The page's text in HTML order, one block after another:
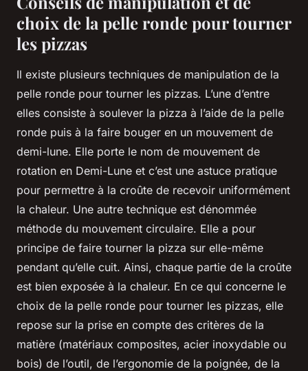
choix de la pelle ronde pour tourner
les pizzas
Il existe plusieurs techniques de manipulation de la
pelle ronde pour tourner les pizzas. L’une d’entre
elles consiste à soulever la pizza à l’aide de la pelle
ronde puis à la faire bouger en un mouvement de
demi-lune. Elle porte le nom de mouvement de
rotation en Demi-Lune et c’est une astuce pratique
pour permettre à la croûte de recevoir uniformément
la chaleur. Une autre technique est dénommée
méthode du mouvement circulaire. Elle a pour
principe de faire tourner la pizza sur elle-même
pendant qu’elle cuit. Ainsi, chaque partie de la croûte
est bien exposée à la chaleur. En ce qui concerne le
choix de la pelle ronde pour tourner les pizzas, elle
repose sur la prise en compte des critères de la
matière (matériaux composites, acier inoxydable ou
bois) de l’outil, de l’ergonomie de la poignée, de la